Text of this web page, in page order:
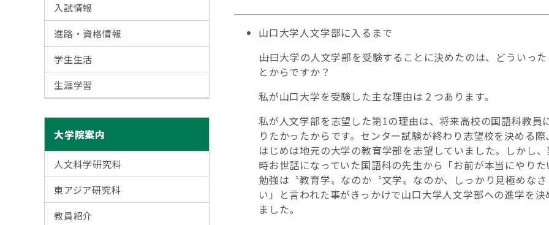
山口大学人文学部に入るまで
――山口大学の人文学部を受験することに決めたのは、どういった
とからですか？
私が山口大学を受験した主な理由は２つあります。
私が人文学部を志望した第1の理由は、将来高校の国語科教員
りたかったからです。センター試験が終わり志望校を決める際、
はじめは地元の大学の教育学部を志望していました。しかし、
時お世話になっていた国語科の先生から「お前が本当にやりた
勉強は〝教育学〟なのか〝文学〟なのか、しっかり見極めなさ
い」と言われた事がきっかけで山口大学人文学部への進学を決
ました。
入試情報
進路・資格情報
学生生活
生涯学習
大学院案内
人文科学研究科
東アジア研究科
教員紹介